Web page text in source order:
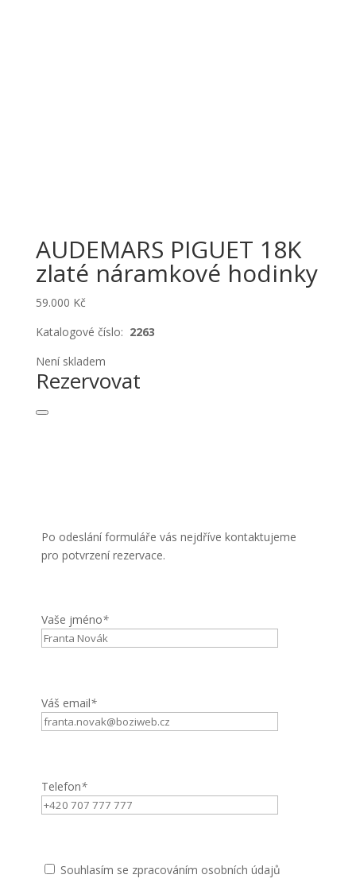
AUDEMARS PIGUET 18K
zlaté náramkové hodinky
59.000 Kč
Katalogové číslo: 2263
Není skladem
Rezervovat
Po odeslání formuláře vás nejdříve kontaktujeme
pro potvrzení rezervace.
Vaše jméno*
Váš email*
Telefon*
Souhlasím se zpracováním osobních údajů